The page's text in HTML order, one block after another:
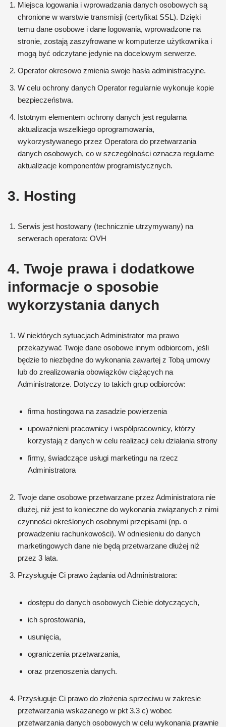
Miejsca logowania i wprowadzania danych osobowych są
chronione w warstwie transmisji (certyfikat SSL). Dzięki
temu dane osobowe i dane logowania, wprowadzone na
stronie, zostają zaszyfrowane w komputerze użytkownika i
mogą być odczytane jedynie na docelowym serwerze.
Operator okresowo zmienia swoje hasła administracyjne.
W celu ochrony danych Operator regularnie wykonuje kopie
bezpieczeństwa.
Istotnym elementem ochrony danych jest regularna
aktualizacja wszelkiego oprogramowania,
wykorzystywanego przez Operatora do przetwarzania
danych osobowych, co w szczególności oznacza regularne
aktualizacje komponentów programistycznych.
3. Hosting
Serwis jest hostowany (technicznie utrzymywany) na
serwerach operatora: OVH
4. Twoje prawa i dodatkowe
informacje o sposobie
wykorzystania danych
W niektórych sytuacjach Administrator ma prawo
przekazywać Twoje dane osobowe innym odbiorcom, jeśli
będzie to niezbędne do wykonania zawartej z Tobą umowy
lub do zrealizowania obowiązków ciążących na
Administratorze. Dotyczy to takich grup odbiorców:
firma hostingowa na zasadzie powierzenia
upoważnieni pracownicy i współpracownicy, którzy
korzystają z danych w celu realizacji celu działania strony
firmy, świadczące usługi marketingu na rzecz
Administratora
Twoje dane osobowe przetwarzane przez Administratora nie
dłużej, niż jest to konieczne do wykonania związanych z nimi
czynności określonych osobnymi przepisami (np. o
prowadzeniu rachunkowości). W odniesieniu do danych
marketingowych dane nie będą przetwarzane dłużej niż
przez 3 lata.
Przysługuje Ci prawo żądania od Administratora:
dostępu do danych osobowych Ciebie dotyczących,
ich sprostowania,
usunięcia,
ograniczenia przetwarzania,
oraz przenoszenia danych.
Przysługuje Ci prawo do złożenia sprzeciwu w zakresie
przetwarzania wskazanego w pkt 3.3 c) wobec
przetwarzania danych osobowych w celu wykonania prawnie